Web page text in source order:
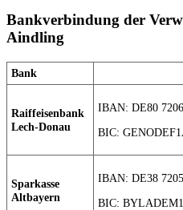
Bankverbindung der
Aindling
Bank
Raiffeisenbank
Lech-Donau
IBAN: DE80
BIC:
Sparkasse
Altbayern
IBAN: DE38
BIC: